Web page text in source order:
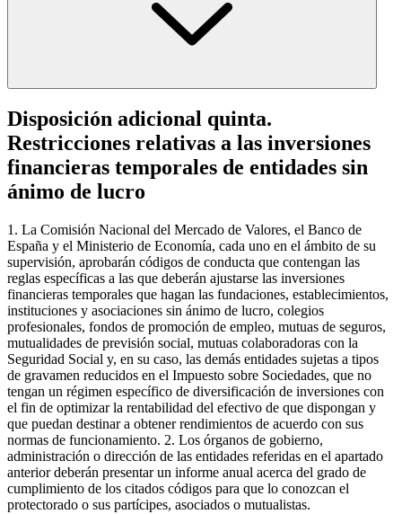
Disposición adicional quinta.
Restricciones relativas a las inversiones
financieras temporales de entidades sin
ánimo de lucro
1. La Comisión Nacional del Mercado de Valores, el Banco de
España y el Ministerio de Economía, cada uno en el ámbito de su
supervisión, aprobarán códigos de conducta que contengan las
reglas específicas a las que deberán ajustarse las inversiones
financieras temporales que hagan las fundaciones, establecimientos,
instituciones y asociaciones sin ánimo de lucro, colegios
profesionales, fondos de promoción de empleo, mutuas de seguros,
mutualidades de previsión social, mutuas colaboradoras con la
Seguridad Social y, en su caso, las demás entidades sujetas a tipos
de gravamen reducidos en el Impuesto sobre Sociedades, que no
tengan un régimen específico de diversificación de inversiones con
el fin de optimizar la rentabilidad del efectivo de que dispongan y
que puedan destinar a obtener rendimientos de acuerdo con sus
normas de funcionamiento. 2. Los órganos de gobierno,
administración o dirección de las entidades referidas en el apartado
anterior deberán presentar un informe anual acerca del grado de
cumplimiento de los citados códigos para que lo conozcan el
protectorado o sus partícipes, asociados o mutualistas.